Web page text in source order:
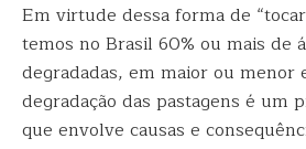
Em virtude dessa forma de
temos no Brasil 60% ou mais de
degradadas, em maior ou menor
degradação das pastagens é um
que envolve causas e